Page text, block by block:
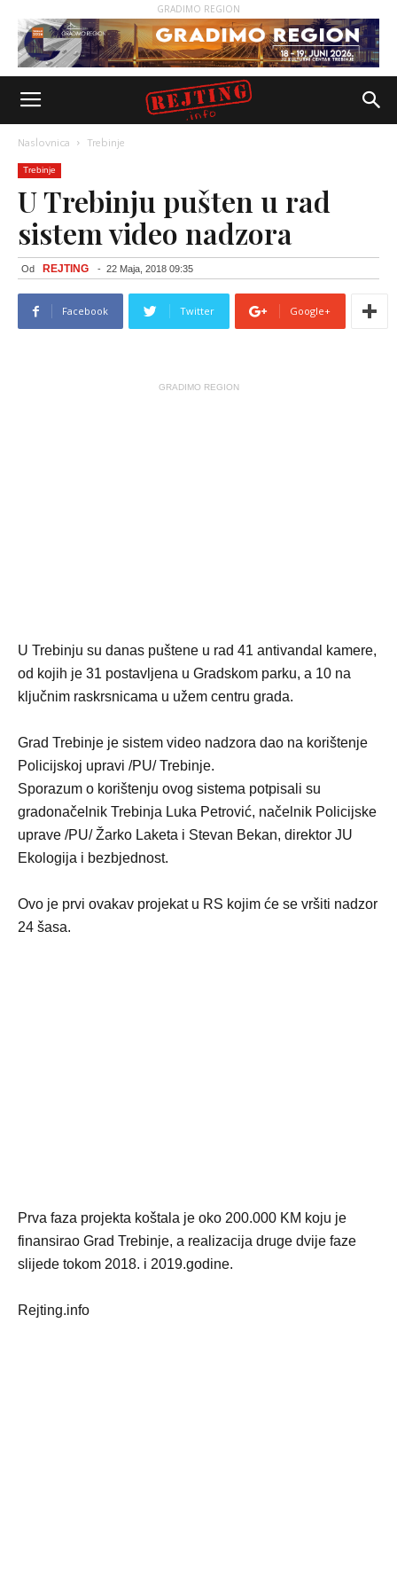
GRADIMO REGION
Naslovnica Trebinje
Trebinje
U Trebinju pušten u rad
sistem video nadzora
Od REJTING - 22 Maja, 2018 09:35
Facebook Twitter Google+
GRADIMO REGION
U Trebinju su danas puštene u rad 41 antivandal kamere,
od kojih je 31 postavljena u Gradskom parku, a 10 na
ključnim raskrsnicama u užem centru grada.
Grad Trebinje je sistem video nadzora dao na korištenje
Policijskoj upravi /PU/ Trebinje.
Sporazum o korištenju ovog sistema potpisali su
gradonačelnik Trebinja Luka Petrović, načelnik Policijske
uprave /PU/ Žarko Laketa i Stevan Bekan, direktor JU
Ekologija i bezbjednost.
Ovo je prvi ovakav projekat u RS kojim će se vršiti nadzor
24 šasa.
Prva faza projekta koštala je oko 200.000 KM koju je
finansirao Grad Trebinje, a realizacija druge dvije faze
slijede tokom 2018. i 2019.godine.
Rejting.info